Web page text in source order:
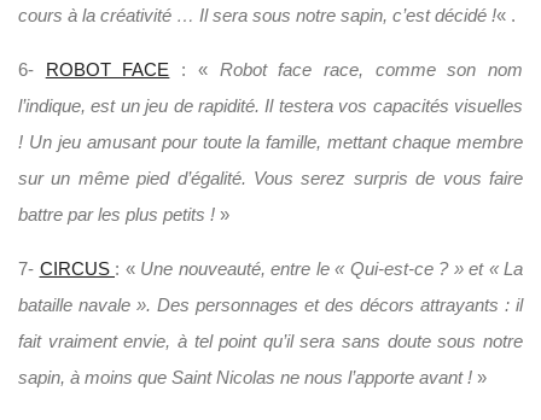
cours à la créativité … Il sera sous notre sapin, c’est décidé !« .
6- ROBOT FACE : « Robot face race, comme son nom
l’indique, est un jeu de rapidité. Il testera vos capacités visuelles
! Un jeu amusant pour toute la famille, mettant chaque membre
sur un même pied d’égalité. Vous serez surpris de vous faire
battre par les plus petits ! »
7- CIRCUS : « Une nouveauté, entre le « Qui-est-ce ? » et « La
bataille navale ». Des personnages et des décors attrayants : il
fait vraiment envie, à tel point qu’il sera sans doute sous notre
sapin, à moins que Saint Nicolas ne nous l’apporte avant ! »